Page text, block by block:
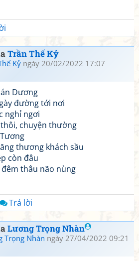
Trần Thế Kỷ
Kỷ ngày 20/02/2022 17:07
Dương
đường tới nơi
nghỉ ngơi
chuyện thường
thương khách sầu
còn đâu
thâu não nùng
Trả lời
Lương Trọng Nhàn
Trọng Nhàn ngày 27/04/2022 09:21